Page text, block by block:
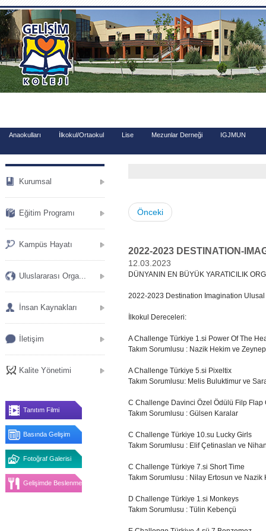
.
Anaokulları İlkokul/Ortaokul Lise Mezunlar Derneği IGJMUN
Kurumsal
Eğitim Programı
Kampüs Hayatı
Uluslararası Orga...
İnsan Kaynakları
İletişim
Kalite Yönetimi
Tanıtım Filmi
Basında Gelişim
Fotoğraf Galerisi
Gelişimde Beslenme
Önceki
2022-2023 DESTINATION-
12.03.2023
DÜNYANIN EN BÜYÜK YARATICILIK
2022-2023 Destination Imagination Ulusal
İlkokul Dereceleri:
A Challenge Türkiye 1.si Power Of The
Takım Sorumlusu : Nazik Hekim ve
A Challenge Türkiye 5.si Pixeltix
Takım Sorumlusu: Melis Buluktimur ve
C Challenge Davinci Özel Ödülü Filp Flap
Takım Sorumlusu : Gülsen Karalar
C Challenge Türkiye 10.su Lucky Girls
Takım Sorumlusu : Elif Çetinaslan ve
C Challenge Türkiye 7.si Short Time
Takım Sorumlusu : Nilay Ertosun ve Nazik
D Challenge Türkiye 1.si Monkeys
Takım Sorumlusu : Tülin Kebençü